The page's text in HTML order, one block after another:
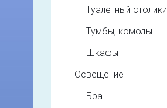
Туалетный столики
Тумбы, комоды
Шкафы
Освещение
Бра